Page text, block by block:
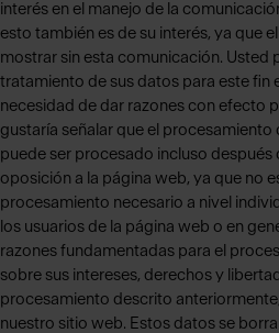
interés en el manejo de la
esto también es de su interés, ya que
mostrar sin esta comunicación. Usted
tratamiento de sus datos para este fin
necesidad de dar razones con efecto
gustaría señalar que el procesamiento
puede ser procesado incluso después
oposición a la página web, ya que no
procesamiento necesario a nivel
los usuarios de la página web o en
razones fundamentadas para el
sobre sus intereses, derechos y
procesamiento descrito
nuestro sitio web. Estos datos se